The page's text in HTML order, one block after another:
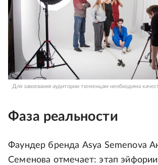
Для завоевания аудитории тюменцам необходима
Фаза реальности
Фаундер бренда Asya Semenova
Семенова отмечает: этап